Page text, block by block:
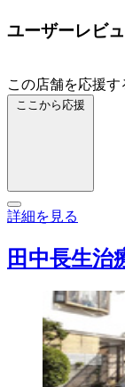
ユーザーレビ
この店舗を応援す
ここから応援
詳細を見る
田中長生治